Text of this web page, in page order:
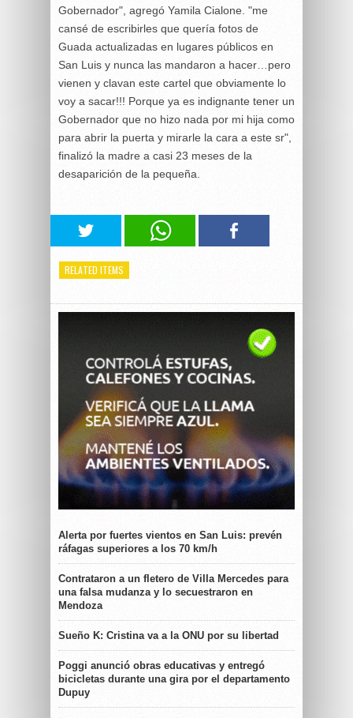
Gobernador", agregó Yamila Cialone. "me
cansé de escribirles que quería fotos de
Guada actualizadas en lugares públicos en
San Luis y nunca las mandaron a hacer…pero
vienen y clavan este cartel que obviamente lo
voy a sacar!!! Porque ya es indignante tener un
Gobernador que no hizo nada por mi hija como
para abrir la puerta y mirarle la cara a este sr",
finalizó la madre a casi 23 meses de la
desaparición de la pequeña.
RELATED ITEMS
Alerta por fuertes vientos en San Luis: prevén
ráfagas superiores a los 70 km/h
Contrataron a un fletero de Villa Mercedes para
una falsa mudanza y lo secuestraron en
Mendoza
Sueño K: Cristina va a la ONU por su libertad
Poggi anunció obras educativas y entregó
bicicletas durante una gira por el departamento
Dupuy